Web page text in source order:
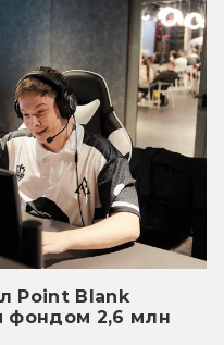
Point Blank
фондом 2,6 млн